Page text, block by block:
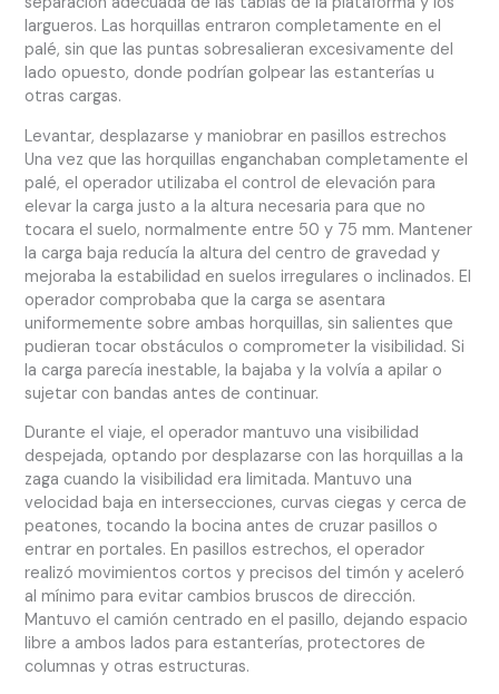
largueros. Las horquillas entraron completamente en el
palé, sin que las puntas sobresalieran excesivamente del
lado opuesto, donde podrían golpear las estanterías u
otras cargas.
Levantar, desplazarse y maniobrar en pasillos estrechos
Una vez que las horquillas enganchaban completamente el
palé, el operador utilizaba el control de elevación para
elevar la carga justo a la altura necesaria para que no
tocara el suelo, normalmente entre 50 y 75 mm. Mantener
la carga baja reducía la altura del centro de gravedad y
mejoraba la estabilidad en suelos irregulares o inclinados. El
operador comprobaba que la carga se asentara
uniformemente sobre ambas horquillas, sin salientes que
pudieran tocar obstáculos o comprometer la visibilidad. Si
la carga parecía inestable, la bajaba y la volvía a apilar o
sujetar con bandas antes de continuar.
Durante el viaje, el operador mantuvo una visibilidad
despejada, optando por desplazarse con las horquillas a la
zaga cuando la visibilidad era limitada. Mantuvo una
velocidad baja en intersecciones, curvas ciegas y cerca de
peatones, tocando la bocina antes de cruzar pasillos o
entrar en portales. En pasillos estrechos, el operador
realizó movimientos cortos y precisos del timón y aceleró
al mínimo para evitar cambios bruscos de dirección.
Mantuvo el camión centrado en el pasillo, dejando espacio
libre a ambos lados para estanterías, protectores de
columnas y otras estructuras.